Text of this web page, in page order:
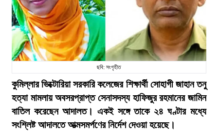
ছবি: সংগৃহীত
কুমিল্লার ভিক্টোরিয়া সরকারি কলেজের শিক্ষার্থী সোহাগী জাহান তনু
হত্যা মামলায় অবসরপ্রাপ্ত সেনাসদস্য হাফিজুর রহমানের জামিন
বাতিল করেছেন আদালত। একই সঙ্গে তাকে ২৪ ঘণ্টার মধ্যে
সংশ্লিষ্ট আদালতে আত্মসমর্পণের নির্দেশ দেওয়া হয়েছে।